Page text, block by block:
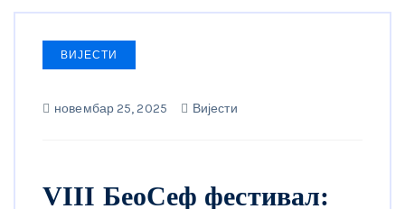
ВИЈЕСТИ
новембар 25, 2025 Вијести
VIII БеоСеф фестивал: